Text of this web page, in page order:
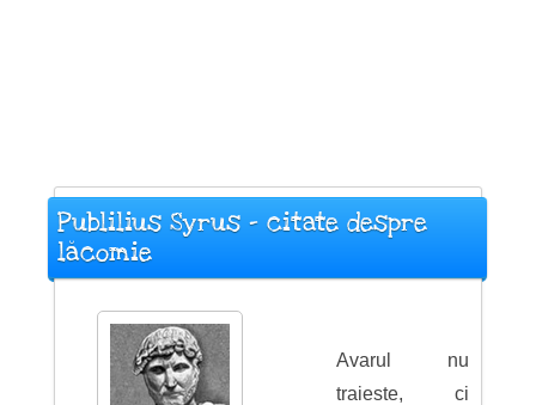
Publilius Syrus - citate despre
lăcomie
Avarul nu
traieste, ci